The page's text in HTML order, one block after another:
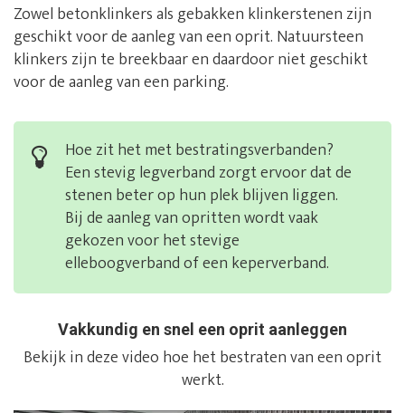
Zowel betonklinkers als gebakken klinkerstenen zijn
geschikt voor de aanleg van een oprit. Natuursteen
klinkers zijn te breekbaar en daardoor niet geschikt
voor de aanleg van een parking.
Hoe zit het met bestratingsverbanden?
Een stevig legverband zorgt ervoor dat de
stenen beter op hun plek blijven liggen.
Bij de aanleg van opritten wordt vaak
gekozen voor het stevige
elleboogverband of een keperverband.
Vakkundig en snel een oprit aanleggen
Bekijk in deze video hoe het bestraten van een oprit
werkt.